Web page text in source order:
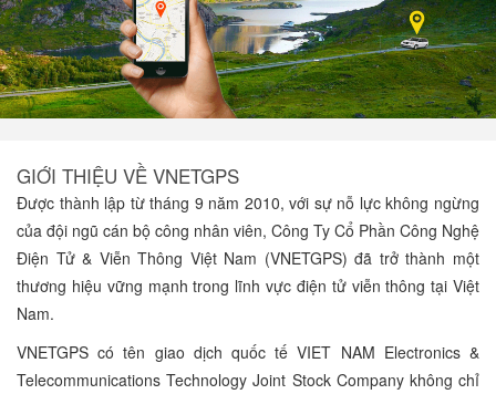
GIỚI THIỆU VỀ VNETGPS
Được thành lập từ tháng 9 năm 2010, với sự nỗ lực không ngừng
của đội ngũ cán bộ công nhân viên, Công Ty Cổ Phần Công Nghệ
Điện Tử & Viễn Thông Việt Nam (VNETGPS) đã trở thành một
thương hiệu vững mạnh trong lĩnh vực điện tử viễn thông tại Việt
Nam.
VNETGPS có tên giao dịch quốc tếVIET NAM Electronics &
Telecommunications Technology Joint Stock Company không chỉ